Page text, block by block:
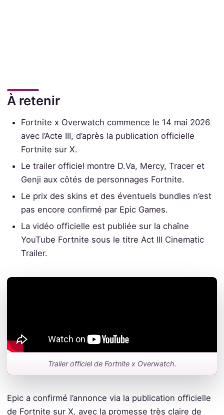
À retenir
Fortnite x Overwatch commence le 14 mai 2026
avec l’Acte III, d’après la publication officielle
Fortnite sur X.
Le trailer officiel montre D.Va, Mercy, Tracer et
Genji aux côtés de personnages Fortnite.
Le prix des skins et des éventuels bundles n’est
pas encore confirmé par Epic Games.
La vidéo officielle est publiée sur la chaîne
YouTube Fortnite sous le titre Act III Cinematic
Trailer.
Trailer officiel de Fortnite x Overwatch.
Epic a confirmé l’annonce via la publication officielle
de Fortnite sur X, avec la promesse très claire de